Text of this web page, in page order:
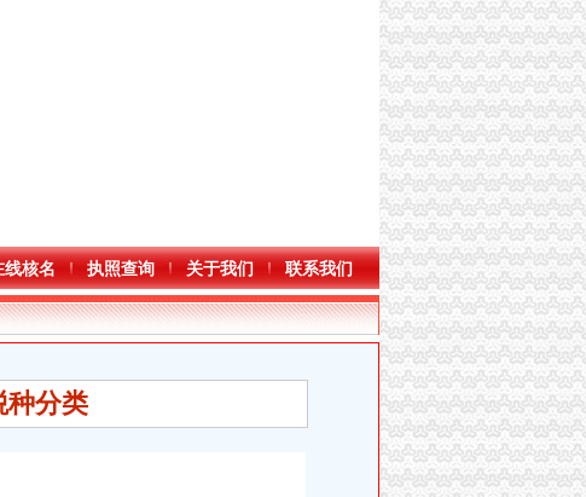
线核名 执照查询 关于我们 联系我们
种分类